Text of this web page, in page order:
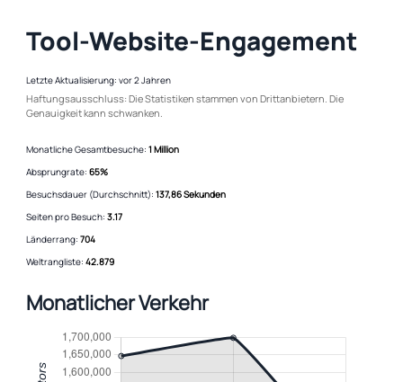
Tool-Website-Engagement
Letzte Aktualisierung: vor 2 Jahren
Haftungsausschluss: Die Statistiken stammen von Drittanbietern. Die
Genauigkeit kann schwanken.
Monatliche Gesamtbesuche: 1 Million
Absprungrate: 65%
Besuchsdauer (Durchschnitt): 137,86 Sekunden
Seiten pro Besuch: 3.17
Länderrang: 704
Weltrangliste: 42.879
Monatlicher Verkehr